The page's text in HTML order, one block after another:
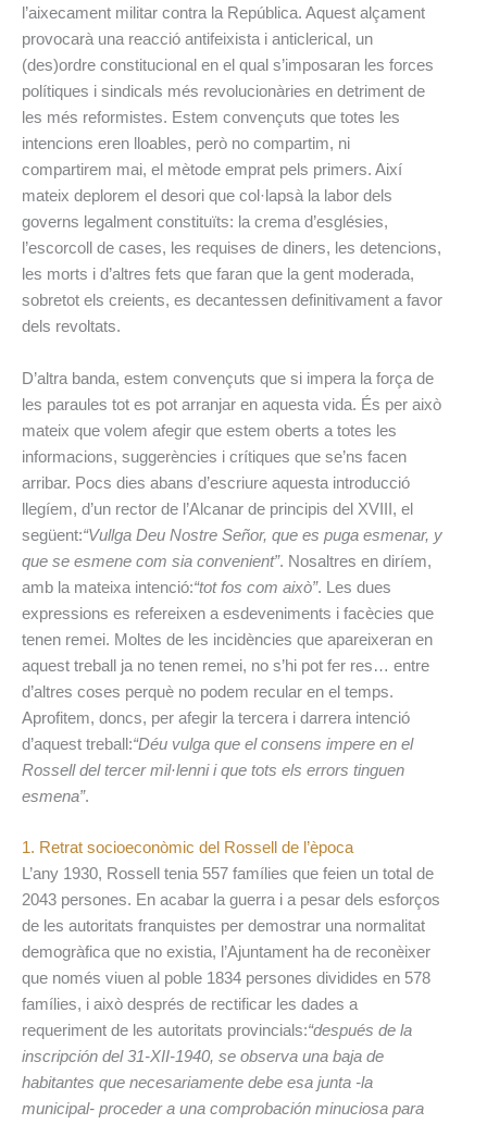
l’aixecament militar contra la República. Aquest alçament
provocarà una reacció antifeixista i anticlerical, un
(des)ordre constitucional en el qual s’imposaran les forces
polítiques i sindicals més revolucionàries en detriment de
les més reformistes. Estem convençuts que totes les
intencions eren lloables, però no compartim, ni
compartirem mai, el mètode emprat pels primers. Així
mateix deplorem el desori que col·lapsà la labor dels
governs legalment constituïts: la crema d’esglésies,
l’escorcoll de cases, les requises de diners, les detencions,
les morts i d’altres fets que faran que la gent moderada,
sobretot els creients, es decantessen definitivament a favor
dels revoltats.
D’altra banda, estem convençuts que si impera la força de
les paraules tot es pot arranjar en aquesta vida. És per això
mateix que volem afegir que estem oberts a totes les
informacions, suggerències i crítiques que se’ns facen
arribar. Pocs dies abans d’escriure aquesta introducció
llegíem, d’un rector de l’Alcanar de principis del XVIII, el
següent:“Vullga Deu Nostre Señor, que es puga esmenar, y
que se esmene com sia convenient”. Nosaltres en diríem,
amb la mateixa intenció:“tot fos com això”. Les dues
expressions es refereixen a esdeveniments i facècies que
tenen remei. Moltes de les incidències que apareixeran en
aquest treball ja no tenen remei, no s’hi pot fer res… entre
d’altres coses perquè no podem recular en el temps.
Aprofitem, doncs, per afegir la tercera i darrera intenció
d’aquest treball:“Déu vulga que el consens impere en el
Rossell del tercer mil·lenni i que tots els errors tinguen
esmena”.
1. Retrat socioeconòmic del Rossell de l’època
L’any 1930, Rossell tenia 557 famílies que feien un total de
2043 persones. En acabar la guerra i a pesar dels esforços
de les autoritats franquistes per demostrar una normalitat
demogràfica que no existia, l’Ajuntament ha de reconèixer
que només viuen al poble 1834 persones dividides en 578
famílies, i això després de rectificar les dades a
requeriment de les autoritats provincials:“después de la
inscripción del 31-XII-1940, se observa una baja de
habitantes que necesariamente debe esa junta -la
municipal- proceder a una comprobación minuciosa para